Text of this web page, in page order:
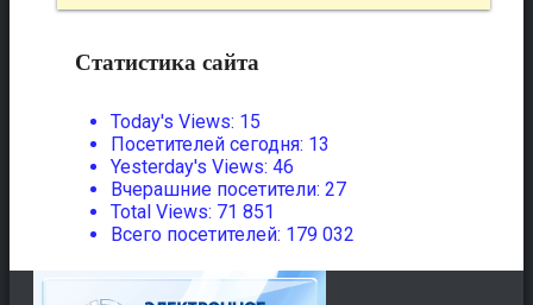
Статистика сайта
Today's Views: 15
Посетителей сегодня: 13
Yesterday's Views: 46
Вчерашние посетители: 27
Total Views: 71 851
Всего посетителей: 179 032